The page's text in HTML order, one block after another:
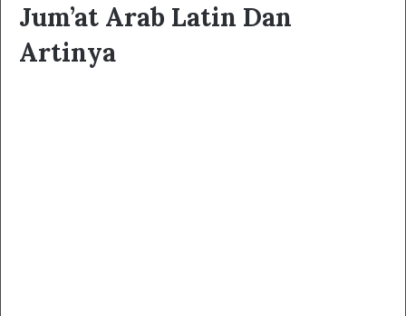
Jum’at Arab Latin Dan
Artinya